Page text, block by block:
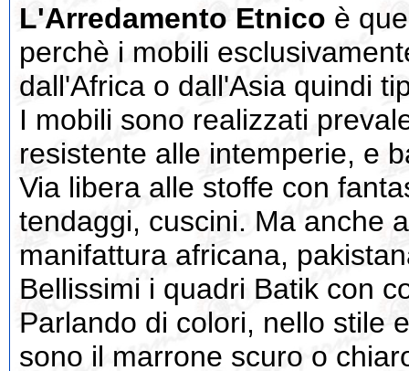
L'Arredamento Etnico è
perchè i mobili
dall'Africa o dall'Asia quindi
I mobili sono realizzati
resistente alle intemperie, e
Via libera alle stoffe con
tendaggi, cuscini. Ma anche
manifattura africana,
Bellissimi i quadri Batik con
Parlando di colori, nello stile
sono il marrone scuro o